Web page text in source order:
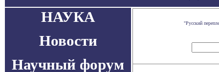
НАУКА
Новости
Научный форум
"Русский